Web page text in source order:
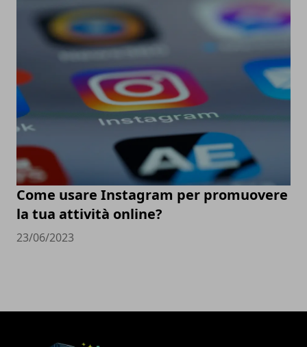
Come usare Instagram per promuovere
la tua attività online?
23/06/2023